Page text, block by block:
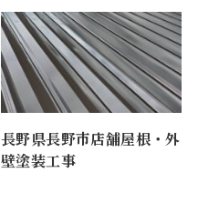
長野県長野市店舗屋根・外
壁塗装工事